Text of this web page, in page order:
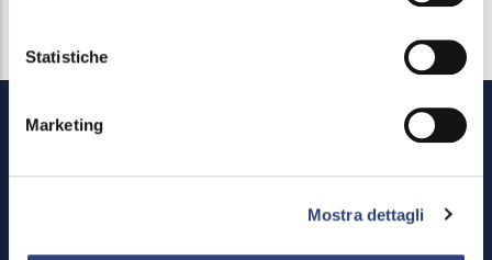
Statistiche
Marketing
Mostra dettagli